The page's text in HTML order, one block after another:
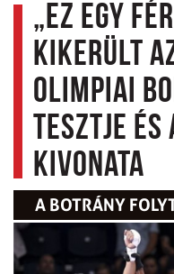
„Ez egy
Kikerült
olimpiai
tesztje és
kivonata
A BOTRÁNY